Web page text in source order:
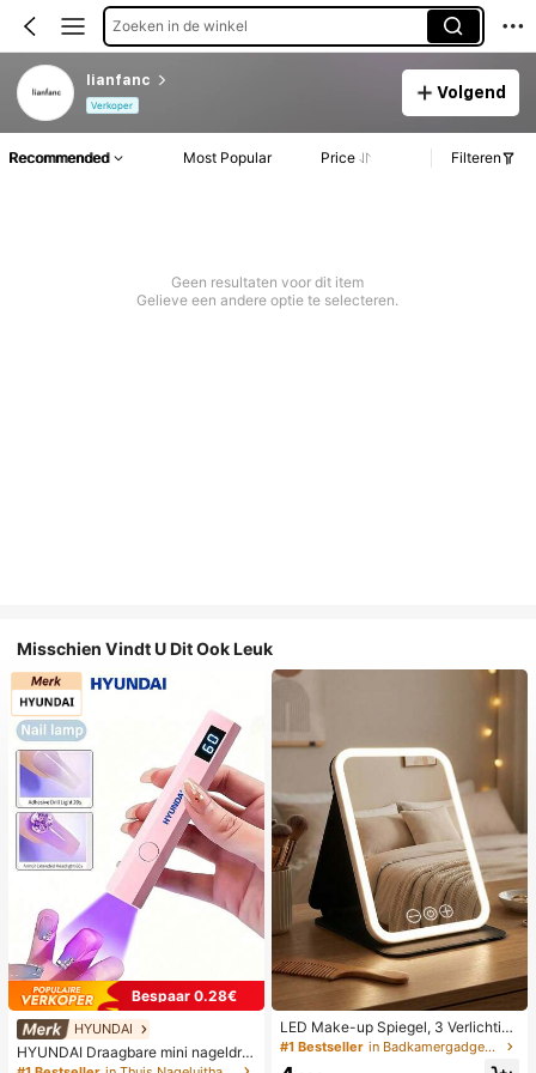
Zoeken in de winkel
lianfanc
Verkoper
Volgend
Recommended Most Popular Price Filteren
Geen resultaten voor dit item
Gelieve een andere optie te selecteren.
Misschien Vindt U Dit Ook Leuk
Bespaar 0.28€
HYUNDAI
HYUNDAI Draagbare mini nageldro
ger, oplaadbare handlamp UV/LED
LED Make-up Spiegel, 3 Verlichting
smodi, Verstelbare Helderheid, Draa
gbaar Vouwbaar Ontwerp, Geschikt
#1 Bestseller in Badkamergadgets die favoriet zijn bij klanten B